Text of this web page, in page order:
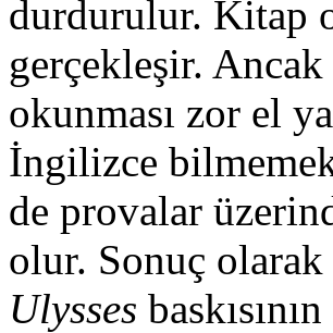
durdurulur. Kitap
gerçekleşir. Ancak
okunması zor el
İngilizce
de provalar
olur. Sonuç olarak
Ulysses